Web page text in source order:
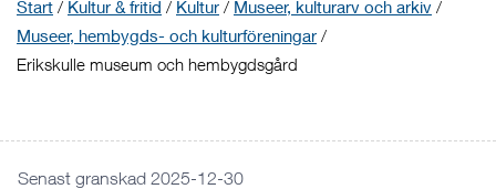
Start / Kultur & fritid / Kultur / Museer, kulturarv och arkiv /
Museer, hembygds- och kulturföreningar /
Erikskulle museum och hembygdsgård
Senast granskad 2025-12-30